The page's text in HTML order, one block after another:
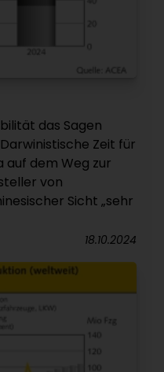
das Sagen
Zeit für
auf dem Weg zur
von
Sicht „sehr
18.10.2024